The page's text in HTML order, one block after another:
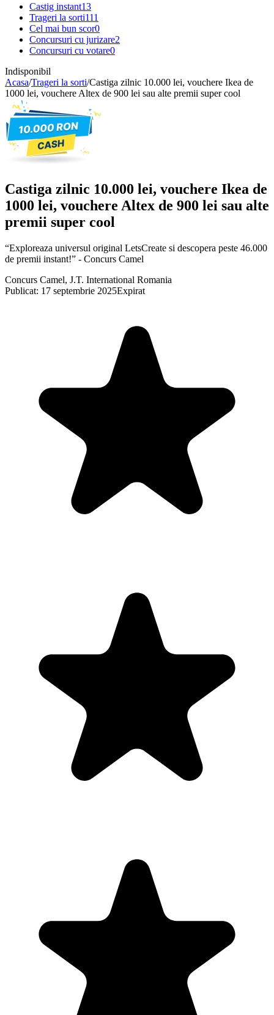
Castig instant13
Trageri la sorti111
Cel mai bun scor0
Concursuri cu jurizare2
Concursuri cu votare0
Indisponibil
Acasa/Trageri la sorti/Castiga zilnic 10.000 lei, vouchere Ikea de
1000 lei, vouchere Altex de 900 lei sau alte premii super cool
Castiga zilnic 10.000 lei, vouchere Ikea de
1000 lei, vouchere Altex de 900 lei sau alte
premii super cool
“Exploreaza universul original LetsCreate si descopera peste 46.000
de premii instant!” - Concurs Camel
Concurs Camel, J.T. International Romania
Publicat: 17 septembrie 2025Expirat